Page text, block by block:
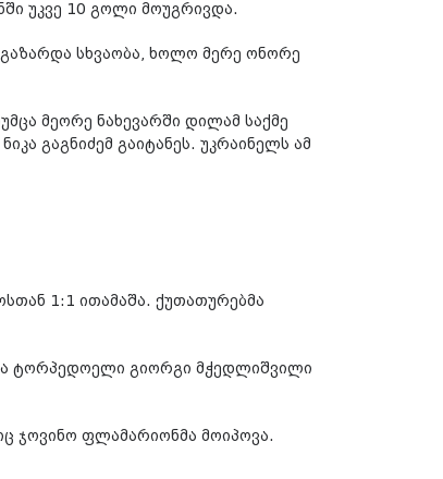
უკვე 10 გოლი მოუგრივდა.
სხვაობა, ხოლო მერე ონორე
მეორე ნახევარში დილამ საქმე
გაგნიძემ გაიტანეს. უკრაინელს ამ
1:1 ითამაშა. ქუთათურებმა
ტორპედოელი გიორგი მჭედლიშვილი
ჯოვინო ფლამარიონმა მოიპოვა.